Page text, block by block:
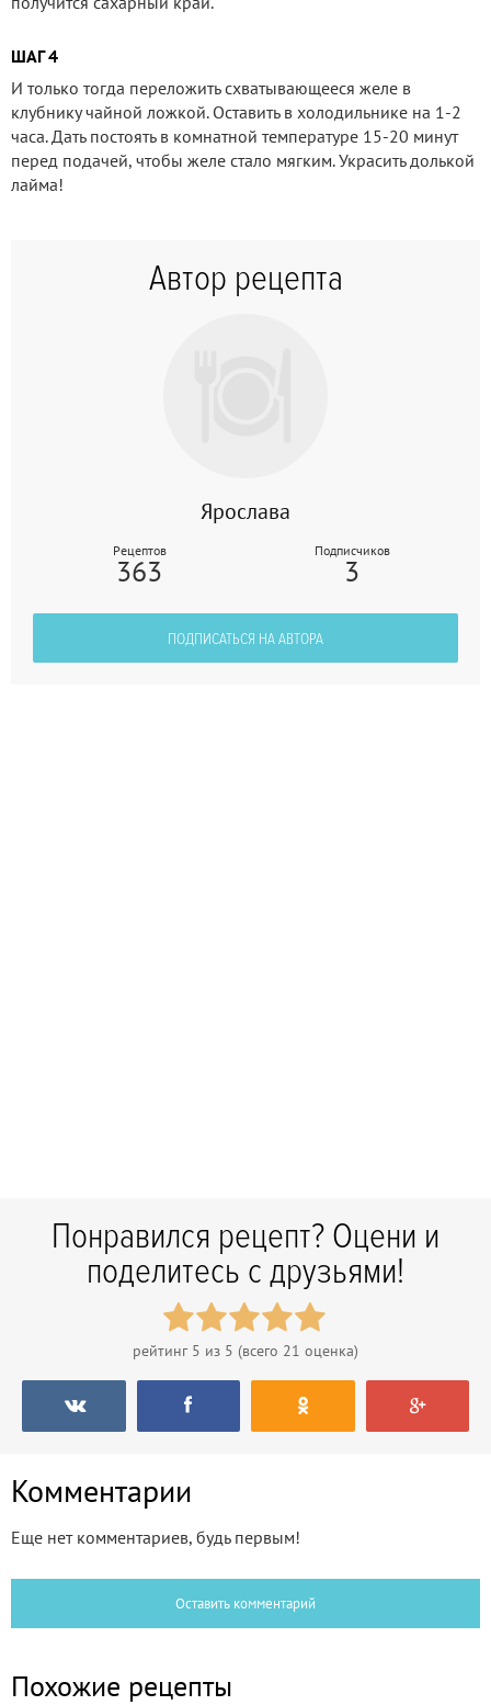
ШАГ 4
И только тогда переложить схватывающееся желе в
клубнику чайной ложкой. Оставить в холодильнике на 1-2
часа. Дать постоять в комнатной температуре 15-20 минут
перед подачей, чтобы желе стало мягким. Украсить долькой
лайма!
Автор рецепта
Ярослава
Рецептов
363
Подписчиков
3
ПОДПИСАТЬСЯ НА АВТОРА
Понравился рецепт? Оцени и
поделитесь с друзьями!
рейтинг 5 из 5 (всего 21 оценка)
Комментарии
Еще нет комментариев, будь первым!
Оставить комментарий
Похожие рецепты